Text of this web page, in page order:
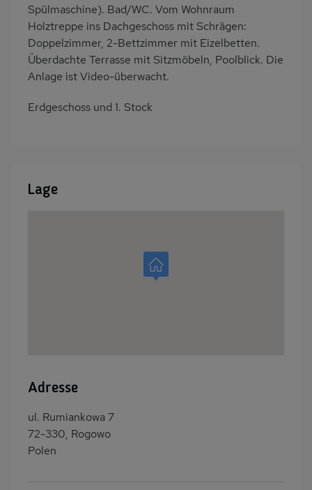
Spülmaschine). Bad/WC. Vom Wohnraum
Holztreppe ins Dachgeschoss mit Schrägen:
Doppelzimmer, 2-Bettzimmer mit Eizelbetten.
Überdachte Terrasse mit Sitzmöbeln, Poolblick. Die
Anlage ist Video-überwacht.
Erdgeschoss und 1. Stock
Lage
Adresse
ul. Rumiankowa 7
72-330, Rogowo
Polen